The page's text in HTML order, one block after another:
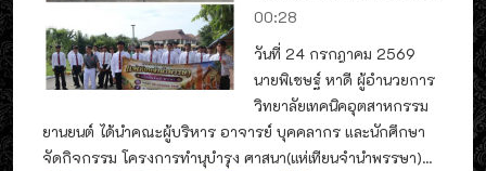
00:28
วันที่ 24 กรกฎาคม 2569
นายพิเชษฐ์ หาดี ผู้อำนวยการ
วิทยาลัยเทคนิคอุตสาหกรรม
ยานยนต์ ได้นำคณะผู้บริหาร อาจารย์ บุคคลากร และนักศึกษา
จัดกิจกรรม โครงการทำนุบำรุง ศาสนา(แห่เทียนจำนำพรรษา)...